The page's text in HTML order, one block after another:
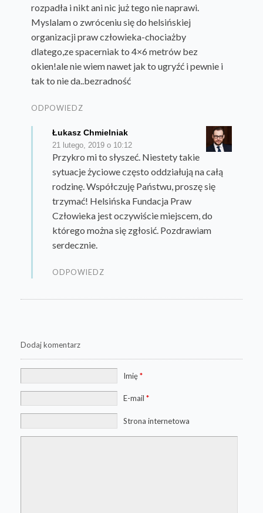
rozpadła i nikt ani nic już tego nie naprawi.
Myslalam o zwróceniu się do helsińskiej
organizacji praw człowieka-chociażby
dlatego,ze spacerniak to 4×6 metrów bez
okien!ale nie wiem nawet jak to ugryźć i pewnie i
tak to nie da..bezradność
ODPOWIEDZ
Łukasz Chmielniak
21 lutego, 2019 o 10:12
Przykro mi to słyszeć. Niestety takie
sytuacje życiowe często oddziałują na całą
rodzinę. Współczuję Państwu, proszę się
trzymać! Helsińska Fundacja Praw
Człowieka jest oczywiście miejscem, do
którego można się zgłosić. Pozdrawiam
serdecznie.
ODPOWIEDZ
Dodaj komentarz
Imię*
E-mail *
Strona internetowa